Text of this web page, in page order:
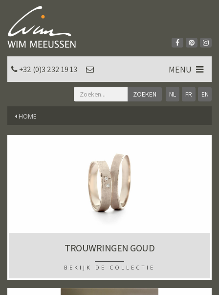
NL FR EN
+32 (0)3 232 19 13 MENU
HOME
TROUWRINGEN GOUD
BEKIJK DE COLLECTIE